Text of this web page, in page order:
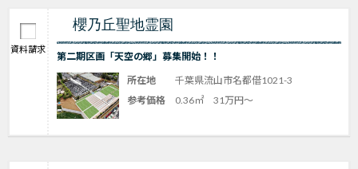
資料請求
櫻乃丘聖地霊園
第二期区画「天空の郷」募集開始！！
所在地
千葉県流山市名都借1021-3
参考価格
0.36㎡ 31万円〜